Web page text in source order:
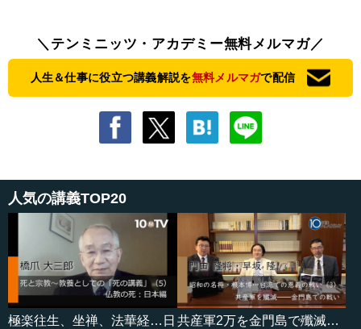
＼テンミニッツ・アカデミー無料メルマガ／
人生＆仕事に役立つ講義解説を無料メルマガで配信
人気の講義TOP20
極楽往生、坐禅、法華経…日 共産軍2万を金門島で殲滅…